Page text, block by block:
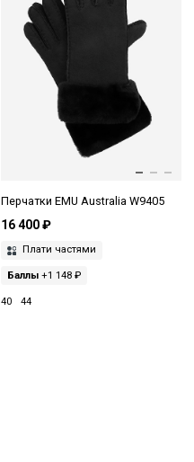
Перчатки EMU Australia W9405
16 400 ₽
Плати частями
Баллы+1 148 ₽
40 44